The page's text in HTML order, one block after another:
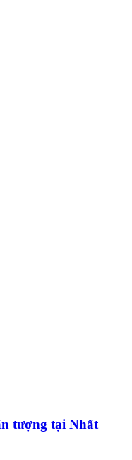
tượng tại Nhất